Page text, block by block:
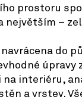
prostoru
největším –
do
úpravy
interiéru,
a vrstev.